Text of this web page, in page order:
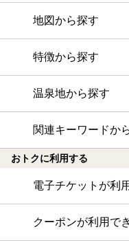
地図から探す
特徴から探す
温泉地から探す
関連キーワードか
おトクに利用する
電子チケットが利
クーポンが利用で